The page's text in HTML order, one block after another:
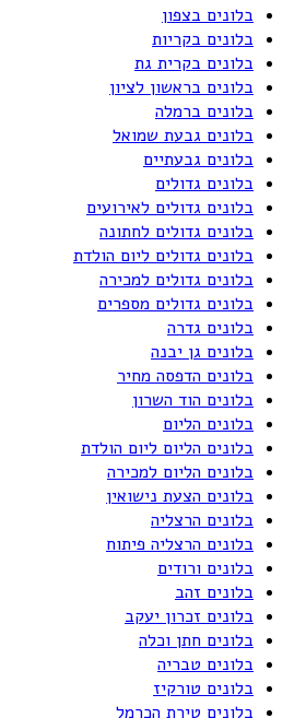
בלונים בצפון
בלונים בקריות
בלונים בקרית גת
בלונים בראשון לציון
בלונים ברמלה
בלונים גבעת שמואל
בלונים גבעתיים
בלונים גדולים
בלונים גדולים לאירועים
בלונים גדולים לחתונה
בלונים גדולים ליום הולדת
בלונים גדולים למכירה
בלונים גדולים מספרים
בלונים גדרה
בלונים גן יבנה
בלונים הדפסה מחיר
בלונים הוד השרון
בלונים הליום
בלונים הליום ליום הולדת
בלונים הליום למכירה
בלונים הצעת נישואין
בלונים הרצליה
בלונים הרצליה פיתוח
בלונים ורודים
בלונים זהב
בלונים זכרון יעקב
בלונים חתן וכלה
בלונים טבריה
בלונים טורקיז
בלונים טירת הכרמל